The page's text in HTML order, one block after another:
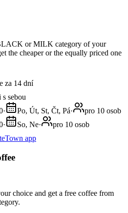
or MILK category of your
the cheaper or the equally priced one
za 14 dní
sebou
· Po, Út, St, Čt, Pá·
pro 10 osob
· So, Ne·
pro 10 osob
app
choice and get a free coffee from